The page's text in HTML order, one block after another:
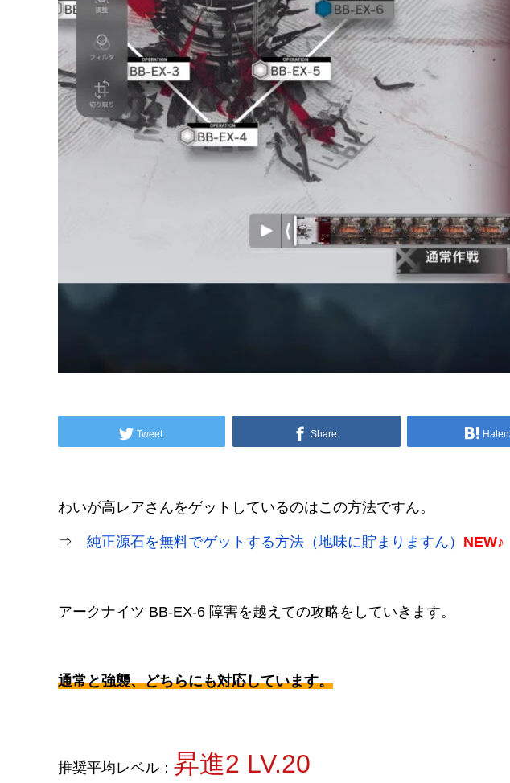
Tweet Share
わいが高レアさんをゲットしているのはこの方法ですん。
⇒ 純正源石を無料でゲットする方法（地味に貯まりますん） NEW♪
アークナイツ BB-EX-6 障害を越えての攻略をしていきます。
通常と強襲、どちらにも対応しています。
推奨平均レベル： 昇進2 LV.20